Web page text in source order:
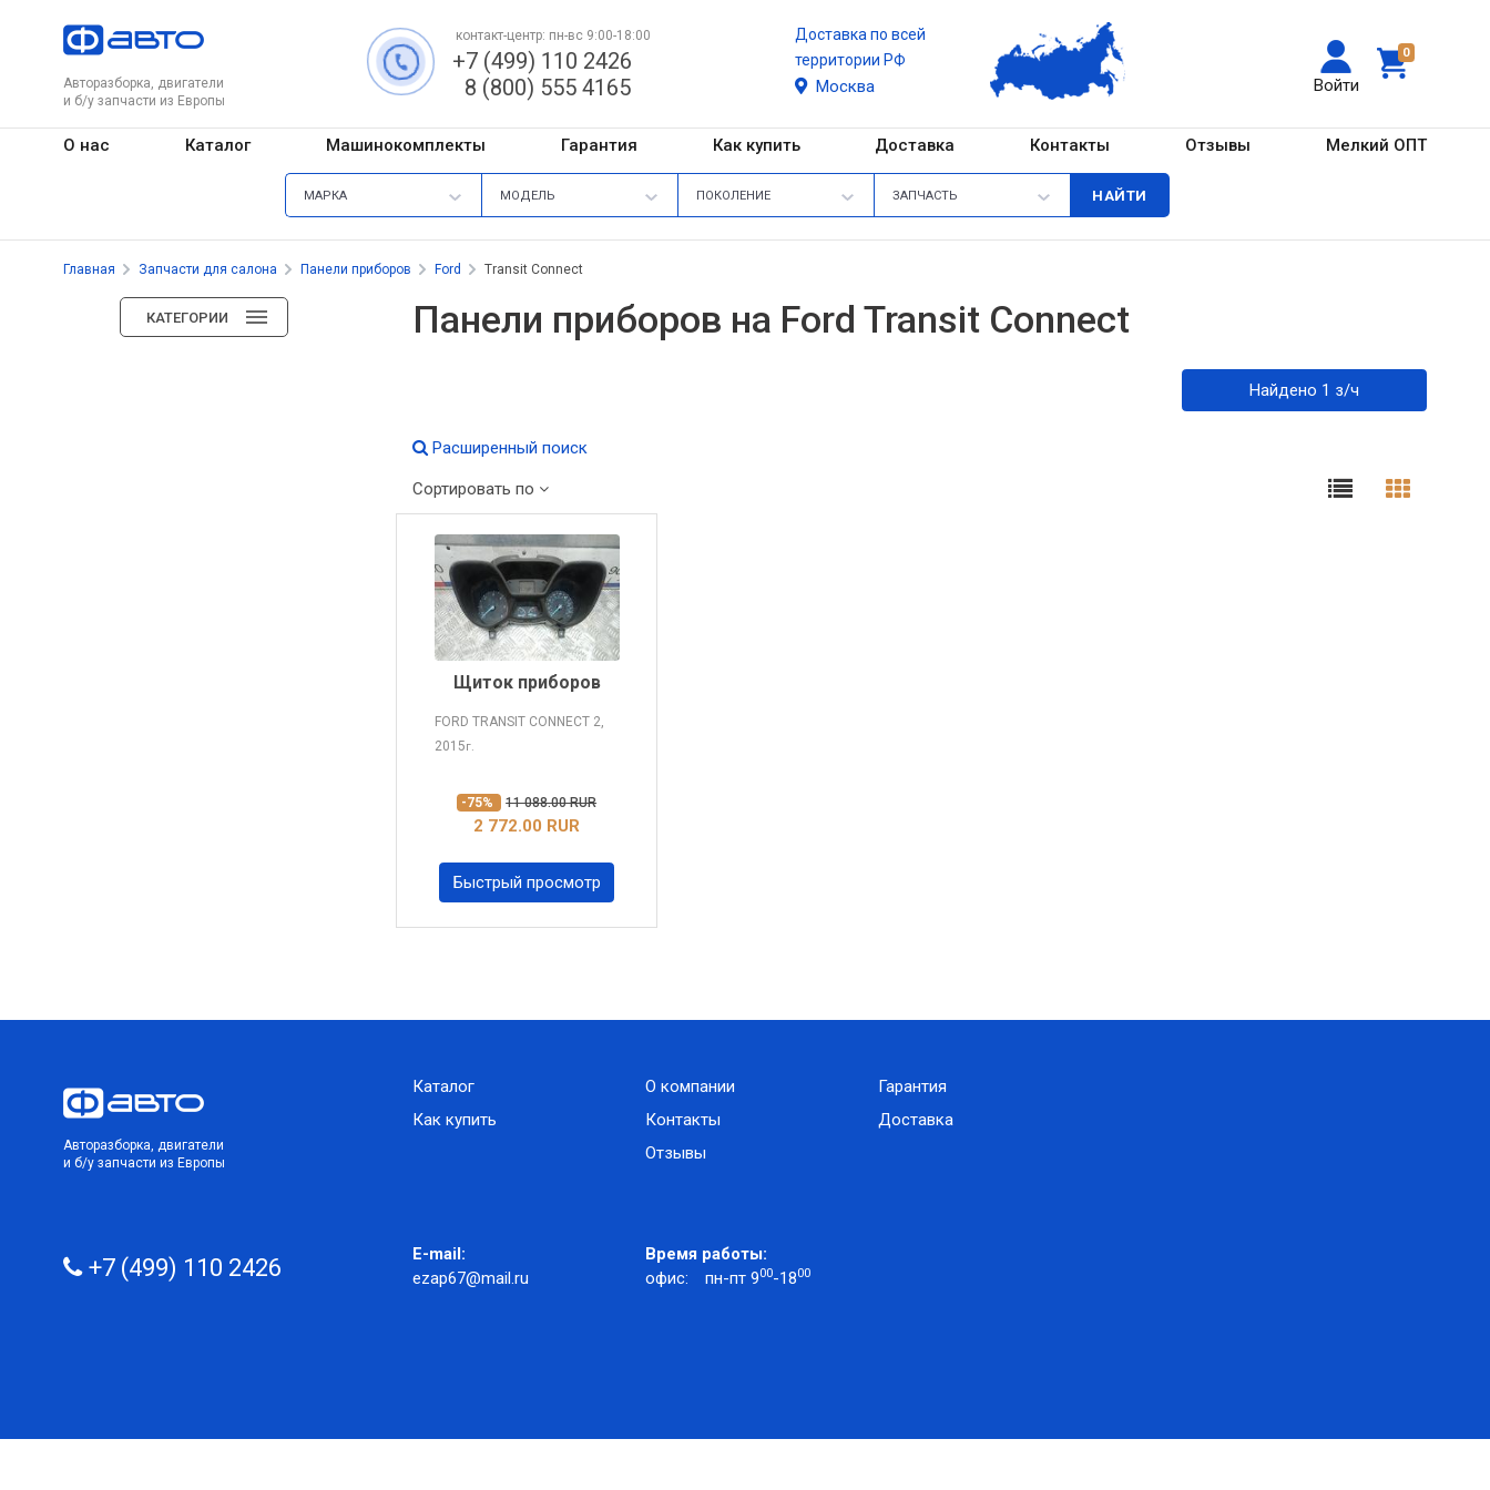
Авторазборка, двигатели
и б/у запчасти из Европы
0
Войти
контакт-центр: пн-вс 9:00-18:00
+7 (499) 110 2426
8 (800) 555 4165
Доставка по всей
территории РФ
Москва
О нас Каталог Машинокомплекты Гарантия Как купить Доставка Контакты Отзывы Мелкий ОПТ
МАРКА МОДЕЛЬ ПОКОЛЕНИЕ ЗАПЧАСТЬ
Главная Запчасти для салона Панели приборов Ford Transit Connect
КАТЕГОРИИ Панели приборов на Ford Transit Connect
Найдено 1 з/ч
Расширенный поиск
Сортировать по
Щиток приборов
FORD TRANSIT CONNECT 2,
2015г.
-75% 11 088.00 RUR
2 772.00 RUR
Быстрый просмотр
Авторазборка, двигатели
и б/у запчасти из Европы
Каталог
Как купить
О компании
Контакты
Отзывы
Гарантия
Доставка
+7 (499) 110 2426
E-mail:
ezap67@mail.ru
Время работы:
офис:
пн-пт 900-1800